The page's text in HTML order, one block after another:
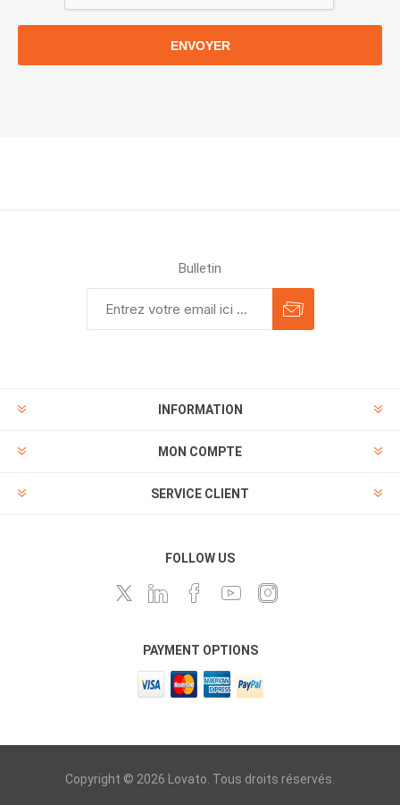
ENVOYER
Bulletin
INFORMATION
MON COMPTE
SERVICE CLIENT
FOLLOW US
PAYMENT OPTIONS
Copyright © 2026 Lovato. Tous droits réservés.